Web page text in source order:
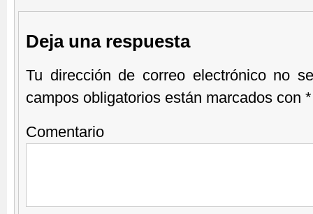
Deja una respuesta
Tu dirección de correo electrónico no
campos obligatorios están marcados con *
Comentario